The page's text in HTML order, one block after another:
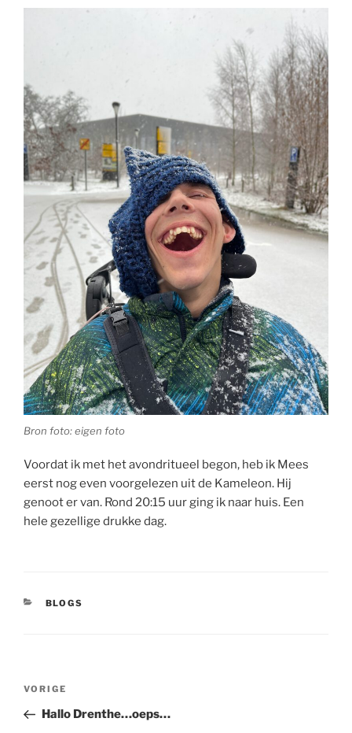
Bron foto: eigen foto
Voordat ik met het avondritueel begon, heb ik Mees
eerst nog even voorgelezen uit de Kameleon. Hij
genoot er van. Rond 20:15 uur ging ik naar huis. Een
hele gezellige drukke dag.
CATEGORIEËN
BLOGS
Bericht
Vorig
bericht
VORIGE
Hallo Drenthe…oeps…